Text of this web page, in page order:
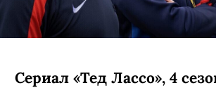
Сериал «Тед Лассо», 4